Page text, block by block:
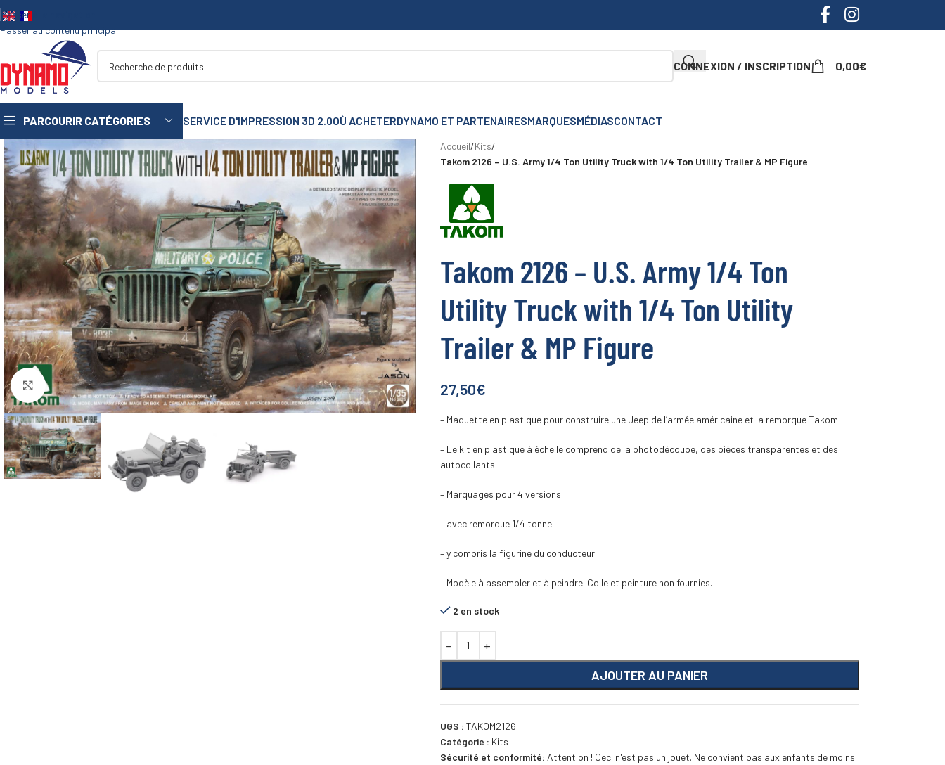
Passer à la navigation
Passer au contenu principal
CONNEXION / INSCRIPTION 0,00€
PARCOURIR CATÉGORIES
1/35
1/72
1/48
1/16
75
mm
90
mm
SERVICE D'IMPRESSION 3D 2.0OÙ ACHETERDYNAMO ET PARTENAIRESMARQUESMÉDIASCONTACT
Cliquez pour agrandir
Accueil/Kits/
Takom 2126 – U.S. Army 1/4 Ton Utility Truck with 1/4 Ton Utility Trailer & MP Figure
Takom 2126 – U.S. Army 1/4 Ton
Utility Truck with 1/4 Ton Utility
Trailer & MP Figure
27,50€
– Maquette en plastique pour construire une Jeep de l’armée américaine et la remorque Takom
– Le kit en plastique à échelle comprend de la photodécoupe, des pièces transparentes et des
autocollants
– Marquages pour 4 versions
– avec remorque 1/4 tonne
– y compris la figurine du conducteur
– Modèle à assembler et à peindre. Colle et peinture non fournies.
2 en stock
AJOUTER AU PANIER
UGS : TAKOM2126
Catégorie : Kits
Sécurité et conformité: Attention ! Ceci n'est pas un jouet. Ne convient pas aux enfants de moins